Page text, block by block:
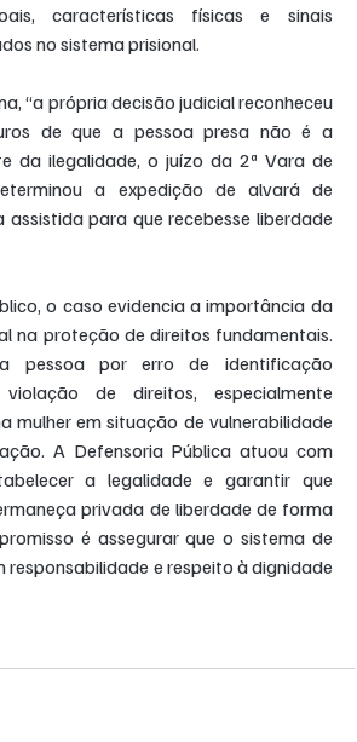
características físicas e sinais
no sistema prisional.
“a própria decisão judicial reconheceu
de que a pessoa presa não é a
da ilegalidade, o juízo da 2ª Vara de
a expedição de alvará de
para que recebesse liberdade
o caso evidencia a importância da
na proteção de direitos fundamentais.
pessoa por erro de identificação
de direitos, especialmente
mulher em situação de vulnerabilidade
A Defensoria Pública atuou com
a legalidade e garantir que
privada de liberdade de forma
é assegurar que o sistema de
responsabilidade e respeito à dignidade